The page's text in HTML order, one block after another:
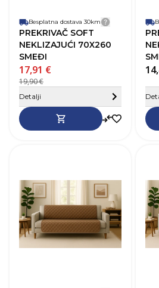
Besplatna dostava 30km Detalji
PREKRIVAČ SOFT
NEKLIZAJUĆI 70X260
SMEĐI
17,91 €
19,90 €
Detalji
Širina
Boja